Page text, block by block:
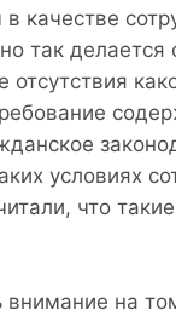
качестве
так
условиях
что
на